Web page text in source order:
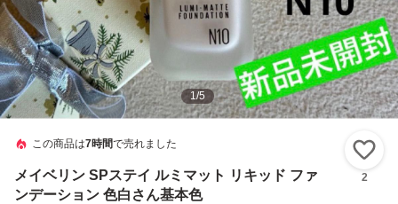
1/5
この商品は7時間で売れました
メイベリン SPステイ ルミマット リキッド ファ
ンデーション 色白さん基本色
2